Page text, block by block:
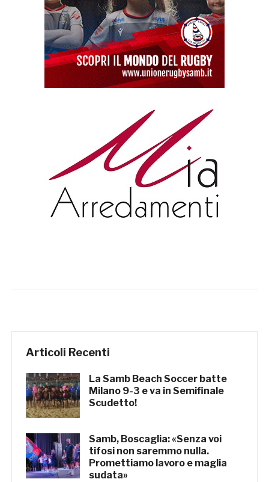
Articoli Recenti
La Samb Beach Soccer batte
Milano 9-3 e va in Semifinale
Scudetto!
Samb, Boscaglia: «Senza voi
tifosi non saremmo nulla.
Promettiamo lavoro e maglia
sudata»